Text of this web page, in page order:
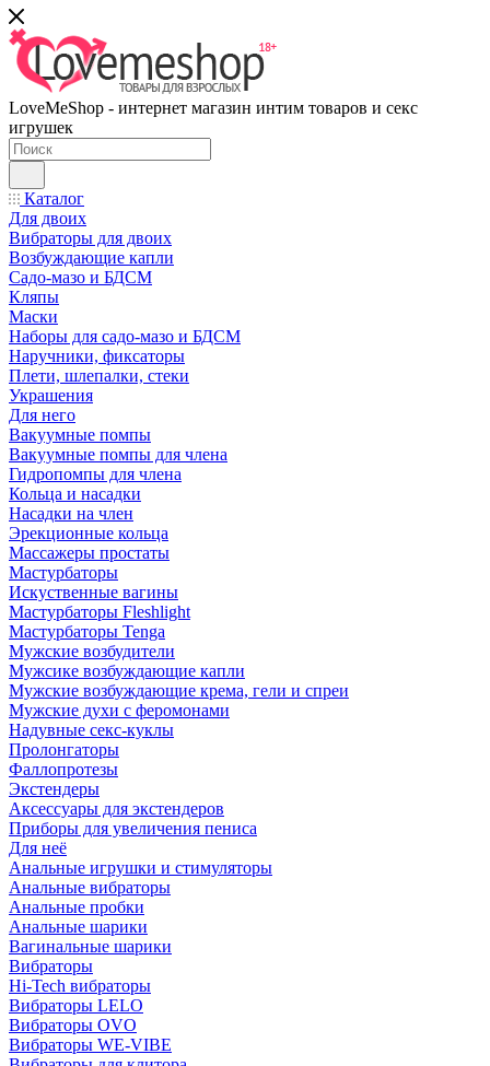
LoveMeShop - интернет магазин интим товаров и секс
игрушек
Каталог
Для двоих
Вибраторы для двоих
Возбуждающие капли
Садо-мазо и БДСМ
Кляпы
Маски
Наборы для садо-мазо и БДСМ
Наручники, фиксаторы
Плети, шлепалки, стеки
Украшения
Для него
Вакуумные помпы
Вакуумные помпы для члена
Гидропомпы для члена
Кольца и насадки
Насадки на член
Эрекционные кольца
Массажеры простаты
Мастурбаторы
Искуственные вагины
Мастурбаторы Fleshlight
Мастурбаторы Tenga
Мужские возбудители
Мужсике возбуждающие капли
Мужские возбуждающие крема, гели и спреи
Мужские духи с феромонами
Надувные секс-куклы
Пролонгаторы
Фаллопротезы
Экстендеры
Аксессуары для экстендеров
Приборы для увеличения пениса
Для неё
Анальные игрушки и стимуляторы
Анальные вибраторы
Анальные пробки
Анальные шарики
Вагинальные шарики
Вибраторы
Hi-Tech вибраторы
Вибраторы LELO
Вибраторы OVO
Вибраторы WE-VIBE